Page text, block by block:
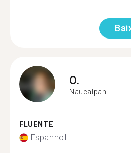
O.
Naucalpan
FLUENTE
Espanhol